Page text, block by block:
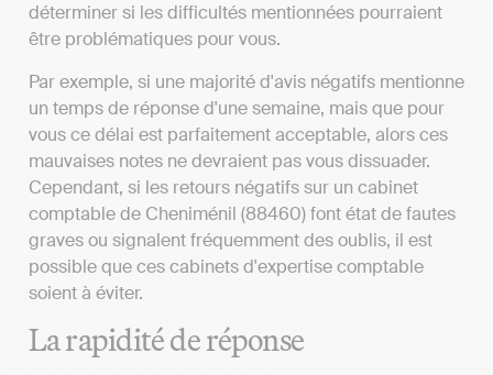
déterminer si les difficultés mentionnées pourraient
être problématiques pour vous.
Par exemple, si une majorité d'avis négatifs mentionne
un temps de réponse d'une semaine, mais que pour
vous ce délai est parfaitement acceptable, alors ces
mauvaises notes ne devraient pas vous dissuader.
Cependant, si les retours négatifs sur un cabinet
comptable de Cheniménil (88460) font état de fautes
graves ou signalent fréquemment des oublis, il est
possible que ces cabinets d'expertise comptable
soient à éviter.
La rapidité de réponse